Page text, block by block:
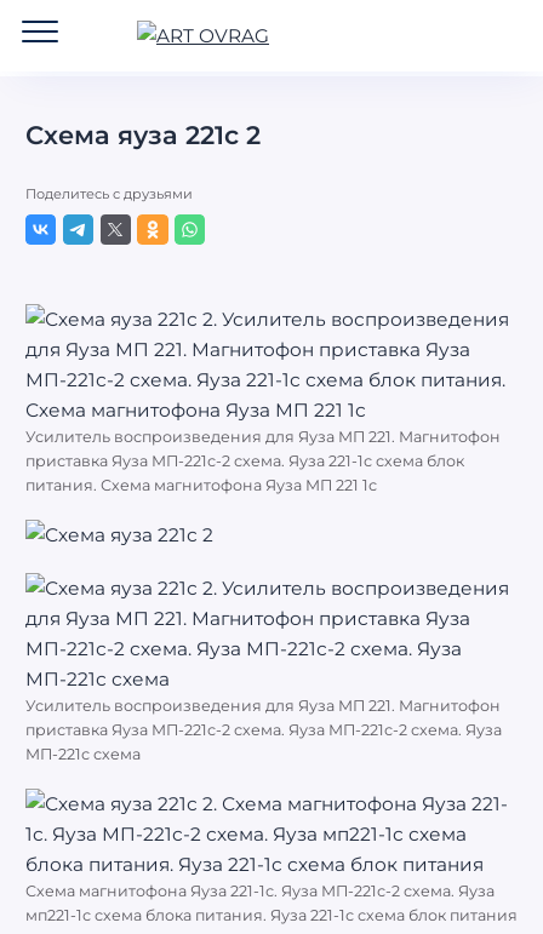
Схема яуза 221с 2
Поделитесь с друзьями
Усилитель воспроизведения для Яуза МП 221. Магнитофон
приставка Яуза МП-221с-2 схема. Яуза 221-1с схема блок
питания. Схема магнитофона Яуза МП 221 1с
Усилитель воспроизведения для Яуза МП 221. Магнитофон
приставка Яуза МП-221с-2 схема. Яуза МП-221с-2 схема. Яуза
МП-221с схема
Схема магнитофона Яуза 221-1с. Яуза МП-221с-2 схема. Яуза
мп221-1с схема блока питания. Яуза 221-1с схема блок питания